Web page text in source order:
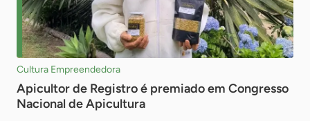
Cultura Empreendedora
Apicultor de Registro é premiado em Congresso
Nacional de Apicultura